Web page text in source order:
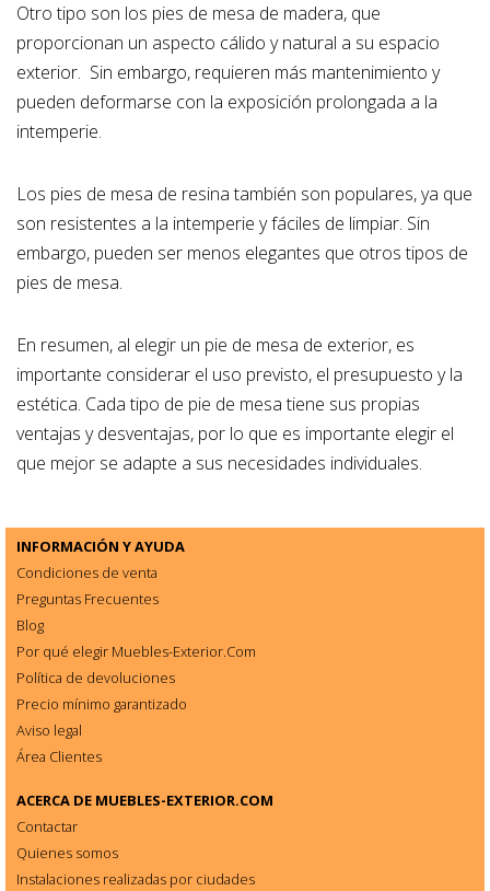
Otro tipo son los pies de mesa de madera, que
proporcionan un aspecto cálido y natural a su espacio
exterior. Sin embargo, requieren más mantenimiento y
pueden deformarse con la exposición prolongada a la
intemperie.
Los pies de mesa de resina también son populares, ya que
son resistentes a la intemperie y fáciles de limpiar. Sin
embargo, pueden ser menos elegantes que otros tipos de
pies de mesa.
En resumen, al elegir un pie de mesa de exterior, es
importante considerar el uso previsto, el presupuesto y la
estética. Cada tipo de pie de mesa tiene sus propias
ventajas y desventajas, por lo que es importante elegir el
que mejor se adapte a sus necesidades individuales.
INFORMACIÓN Y AYUDA
Condiciones de venta
Preguntas Frecuentes
Blog
Por qué elegir Muebles-Exterior.Com
Política de devoluciones
Precio mínimo garantizado
Aviso legal
Área Clientes
ACERCA DE MUEBLES-EXTERIOR.COM
Contactar
Quienes somos
Instalaciones realizadas por ciudades